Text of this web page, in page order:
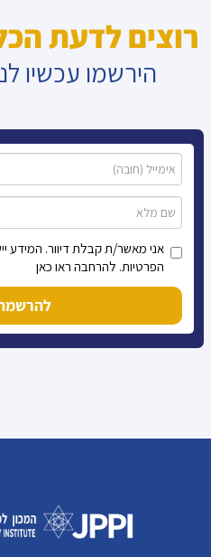
רוצים לדעת
הירשמו עכשיו
אני מאשר/ת קבלת דיוור. המידע
הפרטיות. להרחבה ראו כאן